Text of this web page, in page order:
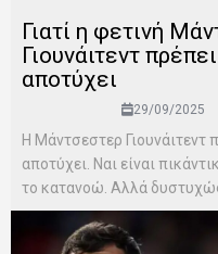
Γιατί η φετινή
Γιουνάιτεντ
αποτύχει
29/09/2025
Η Μάντσεστερ Γιουνάιτεντ
αποτύχει. Ναι είναι
το κατανοώ. Αλλά